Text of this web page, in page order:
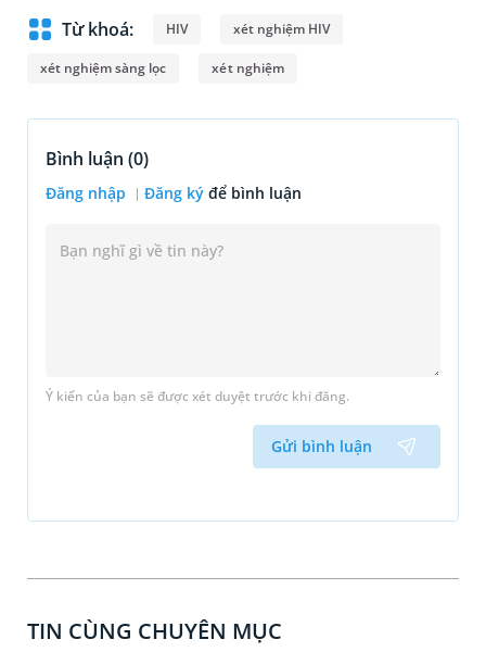
Từ khoá: HIV xét nghiệm HIV
xét nghiệm sàng lọc xét nghiệm
Bình luận (0)
Đăng nhập Đăng ký để bình luận
Ý kiến của bạn sẽ được xét duyệt trước khi đăng.
Gửi bình luận
TIN CÙNG CHUYÊN MỤC